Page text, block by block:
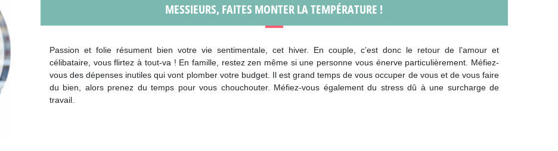
MESSIEURS, FAITES MONTER LA TEMPÉRATURE !
Passion et folie résument bien votre vie sentimentale, cet hiver. En couple, c’est donc le retour de l’amour et
célibataire, vous flirtez à tout-va ! En famille, restez zen même si une personne vous énerve particulièrement. Méfiez-
vous des dépenses inutiles qui vont plomber votre budget. Il est grand temps de vous occuper de vous et de vous faire
du bien, alors prenez du temps pour vous chouchouter. Méfiez-vous également du stress dû à une surcharge de
travail.